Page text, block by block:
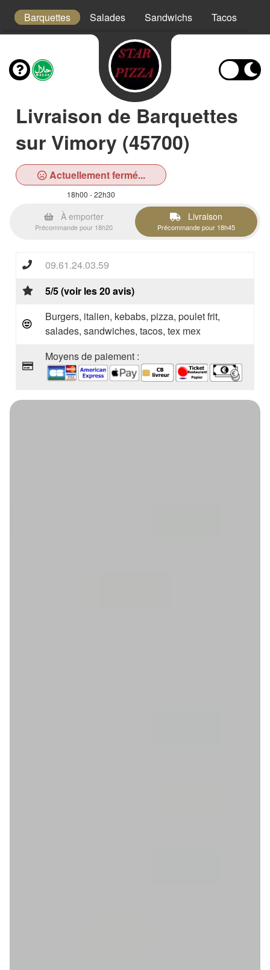
Barquettes Salades Sandwichs Tacos
Livraison de Barquettes
sur Vimory (45700)
Actuellement fermé...
18h00 - 22h30
À emporter
Précommande pour 18h20
Livraison
Précommande pour 18h45
09.61.24.03.59
5/5 (voir les 20 avis)
Burgers, italien, kebabs, pizza, poulet frit,
salades, sandwiches, tacos, tex mex
Moyens de paiement :